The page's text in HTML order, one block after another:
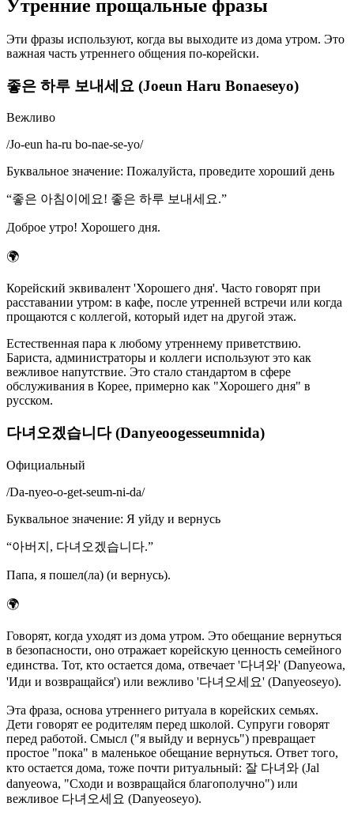
Утренние прощальные фразы
Эти фразы используют, когда вы выходите из дома утром. Это
важная часть утреннего общения по-корейски.
좋은 하루 보내세요 (Joeun Haru Bonaeseyo)
Вежливо
/Jo-eun ha-ru bo-nae-se-yo/
Буквальное значение: Пожалуйста, проведите хороший день
“좋은 아침이에요! 좋은 하루 보내세요.”
Доброе утро! Хорошего дня.
🌍
Корейский эквивалент 'Хорошего дня'. Часто говорят при
расставании утром: в кафе, после утренней встречи или когда
прощаются с коллегой, который идет на другой этаж.
Естественная пара к любому утреннему приветствию.
Бариста, администраторы и коллеги используют это как
вежливое напутствие. Это стало стандартом в сфере
обслуживания в Корее, примерно как "Хорошего дня" в
русском.
다녀오겠습니다 (Danyeoogesseumnida)
Официальный
/Da-nyeo-o-get-seum-ni-da/
Буквальное значение: Я уйду и вернусь
“아버지, 다녀오겠습니다.”
Папа, я пошел(ла) (и вернусь).
🌍
Говорят, когда уходят из дома утром. Это обещание вернуться
в безопасности, оно отражает корейскую ценность семейного
единства. Тот, кто остается дома, отвечает '다녀와' (Danyeowa,
'Иди и возвращайся') или вежливо '다녀오세요' (Danyeoseyo).
Эта фраза, основа утреннего ритуала в корейских семьях.
Дети говорят ее родителям перед школой. Супруги говорят
перед работой. Смысл ("я выйду и вернусь") превращает
простое "пока" в маленькое обещание вернуться. Ответ того,
кто остается дома, тоже почти ритуальный: 잘 다녀와 (Jal
danyeowa, "Сходи и возвращайся благополучно") или
вежливое 다녀오세요 (Danyeoseyo).